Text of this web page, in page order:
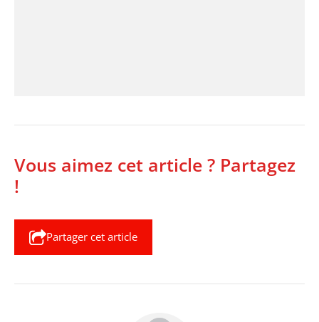
Vous aimez cet article ? Partagez
!
Partager cet article